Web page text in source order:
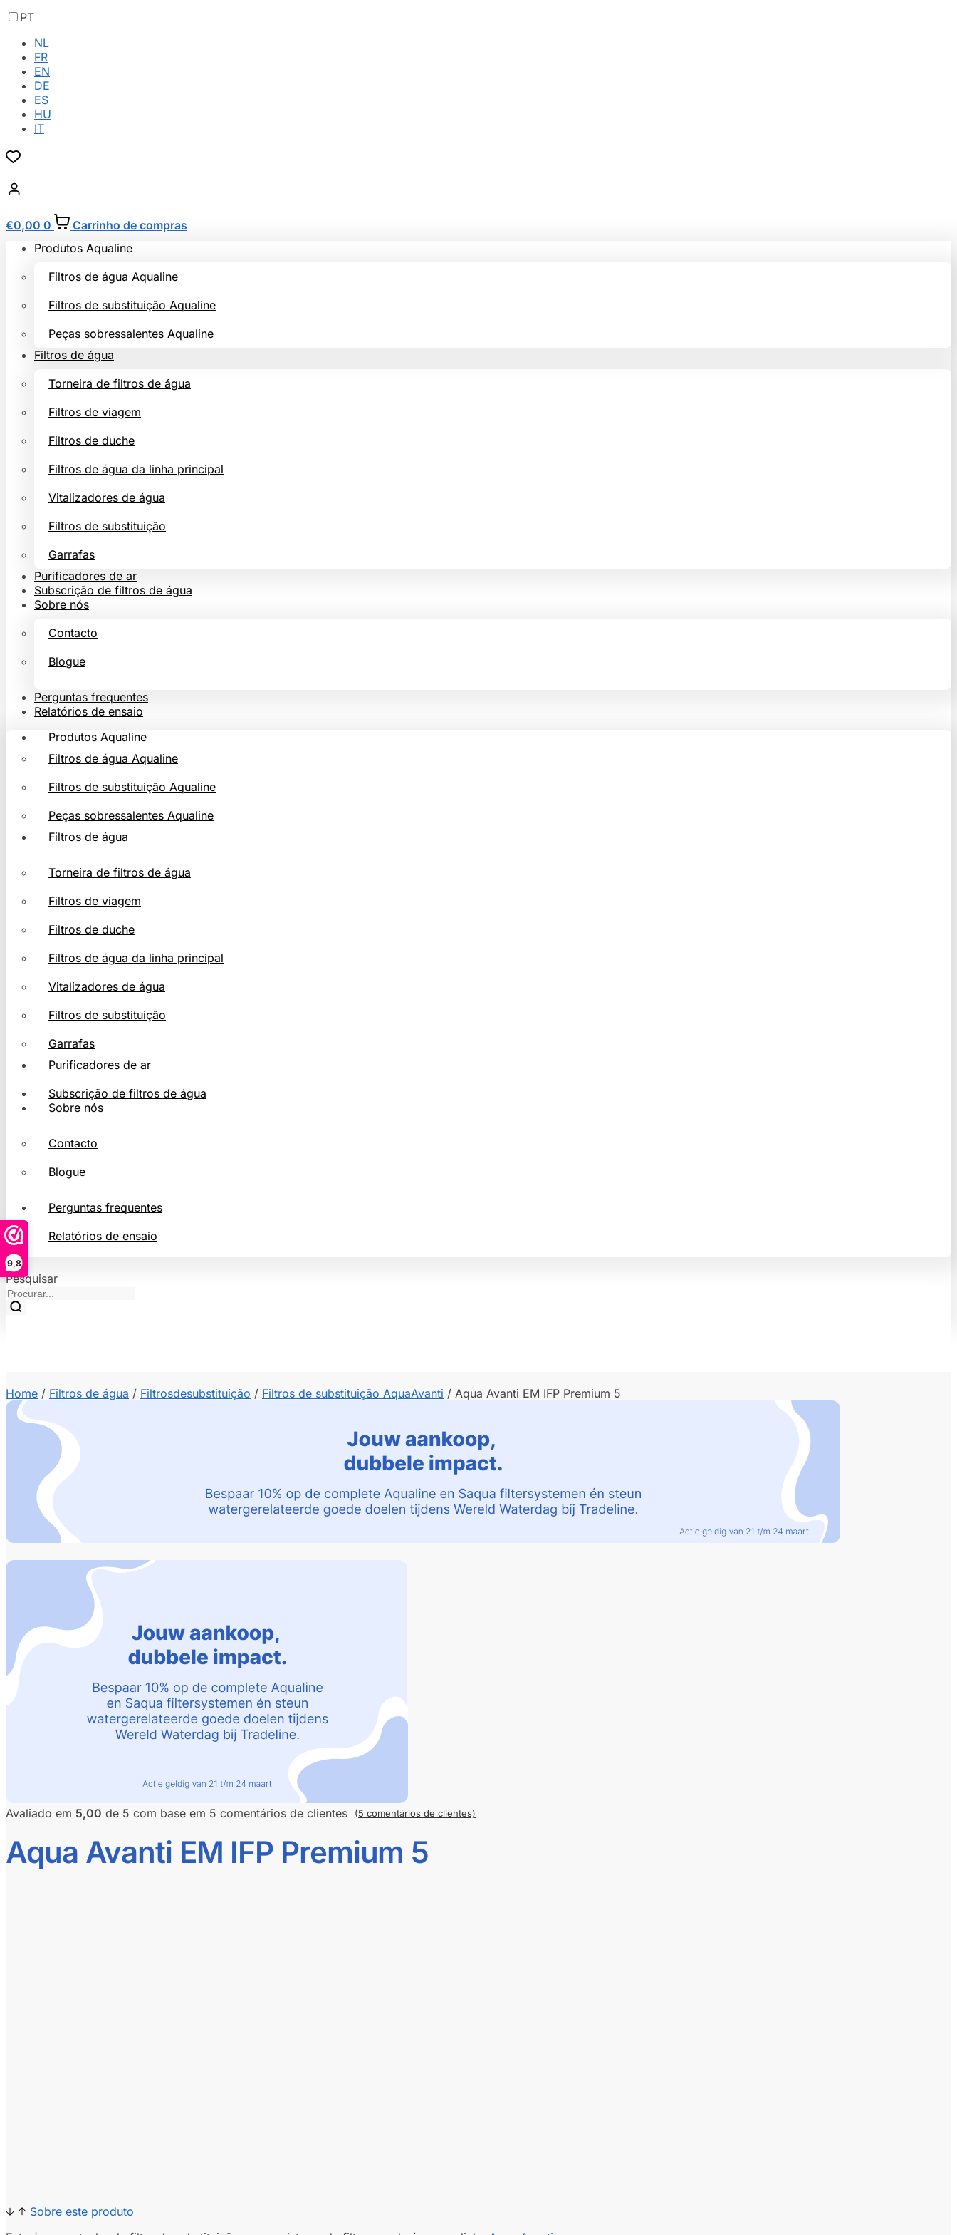
9,8
PT
NL
FR
EN
DE
ES
HU
IT
€0,00 0
Carrinho de compras
Produtos Aqualine
Filtros de água Aqualine
Filtros de substituição Aqualine
Peças sobressalentes Aqualine
Filtros de água
Torneira de filtros de água
Filtros de viagem
Filtros de duche
Filtros de água da linha principal
Vitalizadores de água
Filtros de substituição
Garrafas
Purificadores de ar
Subscrição de filtros de água
Sobre nós
Contacto
Blogue
Perguntas frequentes
Relatórios de ensaio
Produtos Aqualine
Filtros de água Aqualine
Filtros de substituição Aqualine
Peças sobressalentes Aqualine
Filtros de água
Torneira de filtros de água
Filtros de viagem
Filtros de duche
Filtros de água da linha principal
Vitalizadores de água
Filtros de substituição
Garrafas
Purificadores de ar
Subscrição de filtros de água
Sobre nós
Contacto
Blogue
Perguntas frequentes
Relatórios de ensaio
Pesquisar
Home / Filtros de água / Filtrosdesubstituição / Filtros de substituição AquaAvanti / Aqua Avanti EM IFP Premium 5
Avaliado em 5,00 de 5 com base em 5 comentários de clientes (5 comentários de clientes)
Aqua Avanti EM IFP Premium 5
Sobre este produto